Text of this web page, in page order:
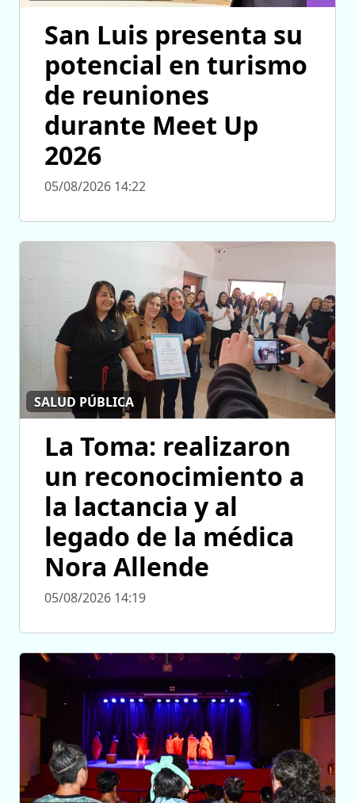
San Luis presenta su
potencial en turismo
de reuniones
durante Meet Up
2026
05/08/2026 14:22
SALUD PÚBLICA
La Toma: realizaron
un reconocimiento a
la lactancia y al
legado de la médica
Nora Allende
05/08/2026 14:19